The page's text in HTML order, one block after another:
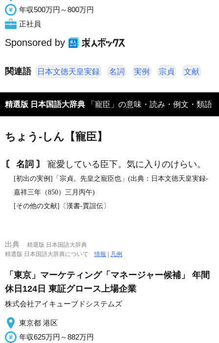
年収500万円～800万円
正社員
Sponsored by
関連語 日本文徳天皇実録 名詞 実例 宗貞 文献
精選版 日本国語大辞典 「寵臣」の意味・読み・例文・類語
ちょう‐しん【寵臣】
〘 名詞 〙 寵愛している臣下。気に入りのけらい。
[初出の実例]「宗貞。先皇之寵臣也」(出典：日本文徳天皇実録‐
嘉祥三年（850）三月丙午)
[その他の文献]〔漢書‐賈誼伝〕
出典
精選版 日本国語大辞典
精選版 日本国語大辞典について情報 | 凡例
「東京」マーケティング「マネージャー候補」 年間
休日124日 東証グロース上場企業
株式会社アイキューブドシステムズ
東京都 港区
年収625万円～882万円